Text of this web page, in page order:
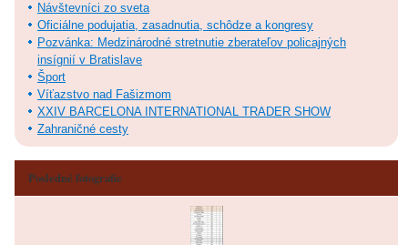
Návštevníci zo sveta
Oficiálne podujatia, zasadnutia, schôdze a kongresy
Pozvánka: Medzinárodné stretnutie zberateľov policajných
insígnií v Bratislave
Šport
Víťazstvo nad Fašizmom
XXIV BARCELONA INTERNATIONAL TRADER SHOW
Zahraničné cesty
Posledné fotografie